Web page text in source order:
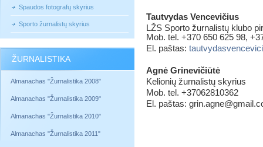
Spaudos fotografų skyrius
Sporto žurnalistų skyrius
ŽURNALISTIKA
Almanachas "Žurnalistika 2008"
Almanachas "Žurnalistika 2009"
Almanachas "Žurnalistika 2010"
Almanachas "Žurnalistika 2011"
Tautvydas Vencevičius
LŽS Sporto žurnalistų klubo
Mob. tel. +370 650 625 98,
El. paštas:
Agnė Grinevičiūtė
Kelionių žurnalistų skyrius
Mob. tel. +37062810362
El. paštas: